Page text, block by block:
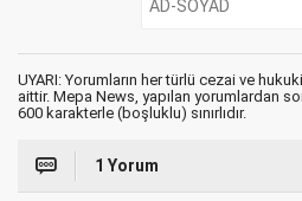
UYARI: Yorumların her türlü cezai ve
aittir. Mepa News, yapılan yorumlardan
600 karakterle (boşluklu) sınırlıdır.
1 Yorum